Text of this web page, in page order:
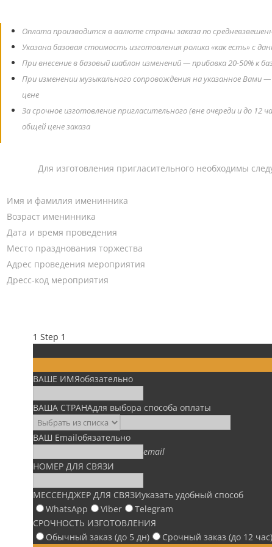
Оплата производится в валюте страны заказа по
Указана базовая стоимость изготовления ролика «как есть» с
При внесение в базовый шаблон изменений — прибавка 20-50% к
При изменении музыкального сопровождения на указанное Вами —
цене
За срочное изготовление пригласительного (вне очереди и до 12
общей цене заказа
Для изготовления пригласительного необходимы
Имя и фамилия именинника
Возраст именинника
Дата и время проведения
Место празднования торжества
Адрес проведения мероприятия
Дресс-код мероприятия
1 Step 1
ВАШЕ ИМЯобязательно
ВАША СТРАНАдля выбора способа оплаты
ВАШ Emailобязательно
email
НОМЕР ДЛЯ СВЯЗИ
МЕССЕНДЖЕР ДЛЯ СВЯЗИуказать удобный способ
WhatsApp
Viber
Telegram
СРОЧНОСТЬ ИЗГОТОВЛЕНИЯ
Обычный заказ (до 5 дн)
Срочный заказ (до 12 час)